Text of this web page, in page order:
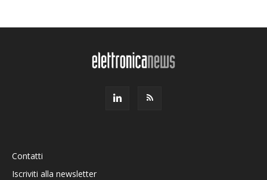
Contatti
Iscriviti alla newsletter